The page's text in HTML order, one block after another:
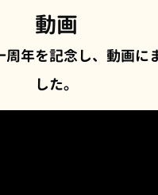
動画
周年を記念し、動画に
した。